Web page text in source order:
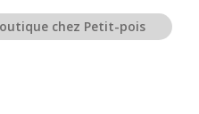
chez Petit-pois